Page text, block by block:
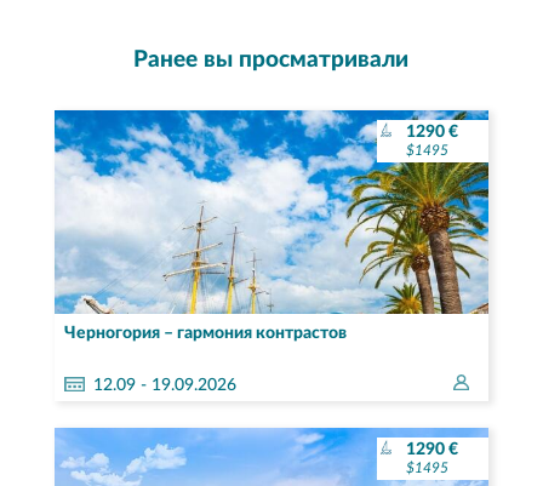
Ранее вы просматривали
1290 €
$1495
Черногория – гармония контрастов
12.09- 19.09.2026
1290 €
$1495